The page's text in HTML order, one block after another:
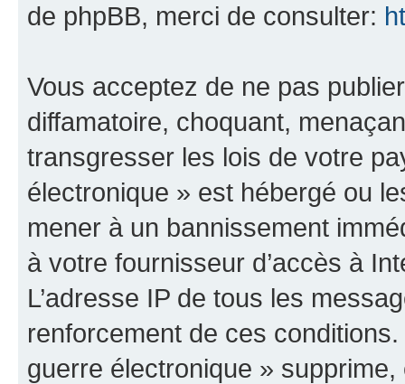
de phpBB, merci de consulter:
Vous acceptez de ne pas
diffamatoire, choquant,
transgresser les lois de votre
électronique » est hébergé ou
mener à un bannissement
à votre fournisseur d’accès à
L’adresse IP de tous les
renforcement de ces
guerre électronique »